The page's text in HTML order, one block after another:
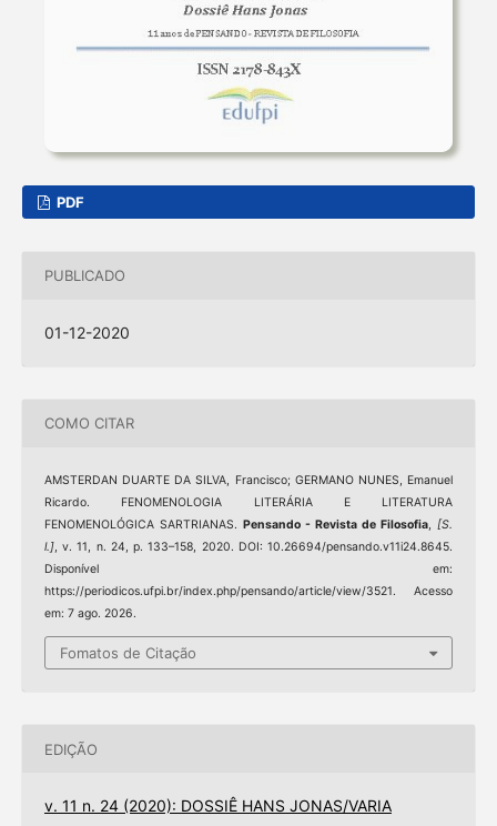
PDF
PUBLICADO
01-12-2020
COMO CITAR
AMSTERDAN DUARTE DA SILVA, Francisco; GERMANO NUNES, Emanuel
Ricardo. FENOMENOLOGIA LITERÁRIA E LITERATURA
FENOMENOLÓGICA SARTRIANAS. Pensando - Revista de Filosofia,[S.
l.], v. 11, n. 24, p. 133–158, 2020. DOI: 10.26694/pensando.v11i24.8645.
Disponível em:
https://periodicos.ufpi.br/index.php/pensando/article/view/3521. Acesso
em: 7 ago. 2026.
Fomatos de Citação
EDIÇÃO
v. 11 n. 24 (2020): DOSSIÊ HANS JONAS/VARIA